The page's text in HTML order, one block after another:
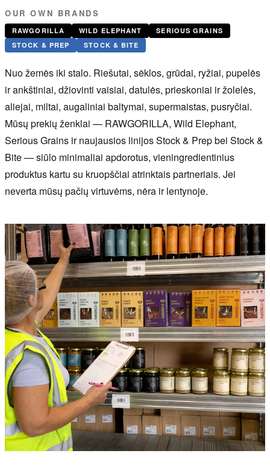
OUR OWN BRANDS
RAWGORILLA WILD ELEPHANT
SERIOUS GRAINS
STOCK & PREP
STOCK & BITE
Nuo žemės iki stalo. Riešutai, sėklos, grūdai, ryžiai, pupelės
ir ankštiniai, džiovinti vaisiai, datulės, prieskoniai ir žolelės,
aliejai, miltai, augaliniai baltymai, supermaistas, pusryčiai.
Mūsų prekių ženklai — RAWGORILLA, Wild Elephant,
Serious Grains ir naujausios linijos Stock & Prep bei Stock &
Bite — siūlo minimaliai apdorotus, vieningredientinius
produktus kartu su kruopščiai atrinktais partneriais. Jei
neverta mūsų pačių virtuvėms, nėra ir lentynoje.